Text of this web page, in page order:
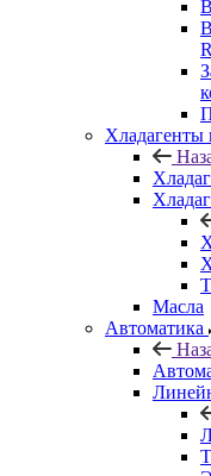
Хладагенты
Масла
Автоматика